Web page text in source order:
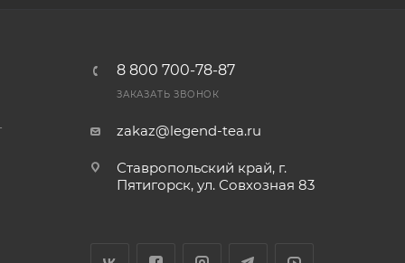
8 800 700-78-87
ЗАКАЗАТЬ ЗВОНОК
zakaz@legend-tea.ru
Ставропольский край, г.
Пятигорск, ул. Совхозная 83